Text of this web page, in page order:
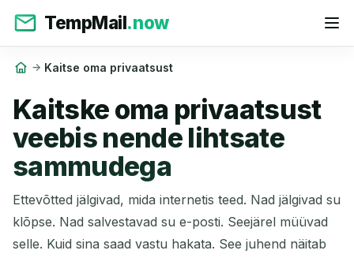
TempMail.now
Kaitse oma privaatsust
Kaitske oma privaatsust
veebis nende lihtsate
sammudega
Ettevõtted jälgivad, mida internetis teed. Nad jälgivad su
klõpse. Nad salvestavad su e-posti. Seejärel müüvad
selle. Kuid sina saad vastu hakata. See juhend näitab